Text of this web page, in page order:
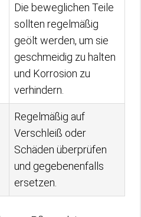
Die beweglichen Teile
sollten regelmäßig
geölt werden, um sie
geschmeidig zu halten
und Korrosion zu
verhindern.
Regelmäßig auf
Verschleiß oder
Schäden überprüfen
und gegebenenfalls
ersetzen.